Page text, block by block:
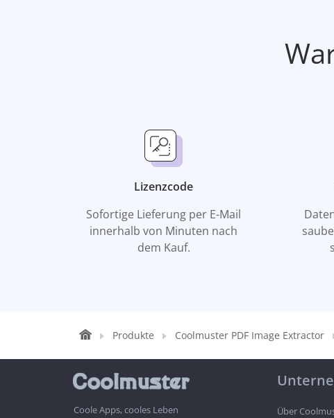
Lizenzcode
Sofortige Lieferung per E-Mail
innerhalb von Minuten nach
dem Kauf.
Produkte Coolmuster PDF Image Extractor
Coole Apps, cooles Leben
Über